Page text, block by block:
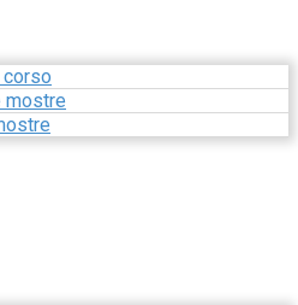
mostre